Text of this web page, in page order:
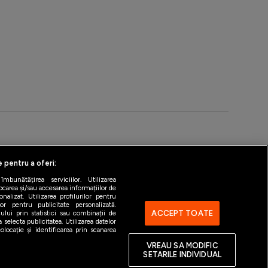
Gestionați preferințele
pentru a oferi:
serviciilor. Utilizarea
și/sau accesarea informațiilor de
Utilizarea profilurilor pentru
pentru publicitate personalizată.
prin statistici sau combinații de
publicitatea. Utilizarea datelor
și identificarea prin scanarea
ACCEPT TOATE
VREAU SA MODIFIC
SETARILE INDIVIDUAL